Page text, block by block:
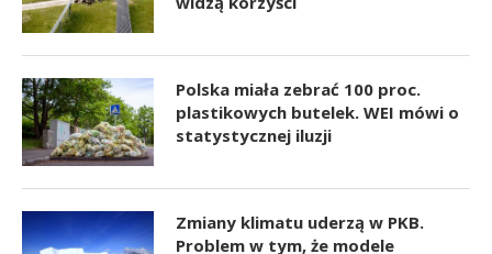
Polska miała zebrać 100 proc.
plastikowych butelek. WEI mówi o
statystycznej iluzji
Zmiany klimatu uderzą w PKB.
Problem w tym, że modele